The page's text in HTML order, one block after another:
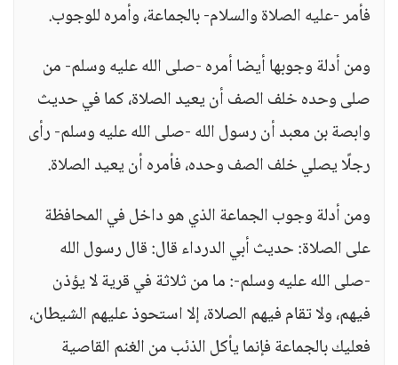
فأمر -عليه الصلاة والسلام- بالجماعة، وأمره للوجوب.
ومن أدلة وجوبها أيضا أمره -صلى الله عليه وسلم- من
صلى وحده خلف الصف أن يعيد الصلاة، كما في حديث
وابصة بن معبد أن رسول الله -صلى الله عليه وسلم- رأى
رجلًا يصلي خلف الصف وحده، فأمره أن يعيد الصلاة.
ومن أدلة وجوب الجماعة الذي هو داخل في المحافظة
على الصلاة: حديث أبي الدرداء قال: قال رسول الله
-صلى الله عليه وسلم-: ما من ثلاثة في قرية لا يؤذن
فيهم، ولا تقام فيهم الصلاة، إلا استحوذ عليهم الشيطان،
فعليك بالجماعة فإنما يأكل الذئب من الغنم القاصية